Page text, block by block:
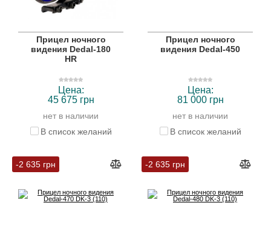
Прицел ночного
видения Dedal-180
HR
Цена:
45 675 грн
нет в наличии
В список желаний
Прицел ночного
видения Dedal-450
Цена:
81 000 грн
нет в наличии
В список желаний
-2 635 грн -2 635 грн